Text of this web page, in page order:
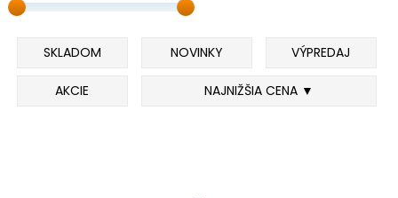
SKLADOM NOVINKY VÝPREDAJ
AKCIE NAJNIŽŠIA CENA ▼